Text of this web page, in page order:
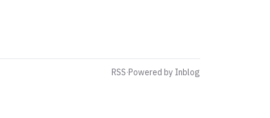
RSS·Powered by Inblog